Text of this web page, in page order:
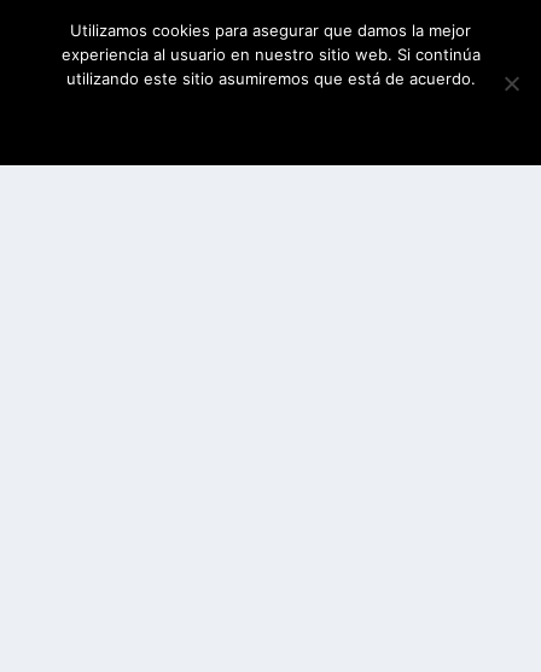
Utilizamos cookies para asegurar que damos la mejor
experiencia al usuario en nuestro sitio web. Si continúa
utilizando este sitio asumiremos que está de acuerdo.